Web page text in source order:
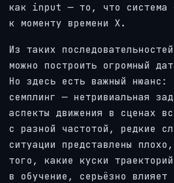
как input — то, что система
к моменту времени X.
Из таких
можно построить огромный
Но здесь есть важный нюанс:
семплинг — нетривиальная
аспекты движения в сценах
с разной частотой, редкие
ситуации представлены
того, какие куски
в обучение, серьёзно влияет